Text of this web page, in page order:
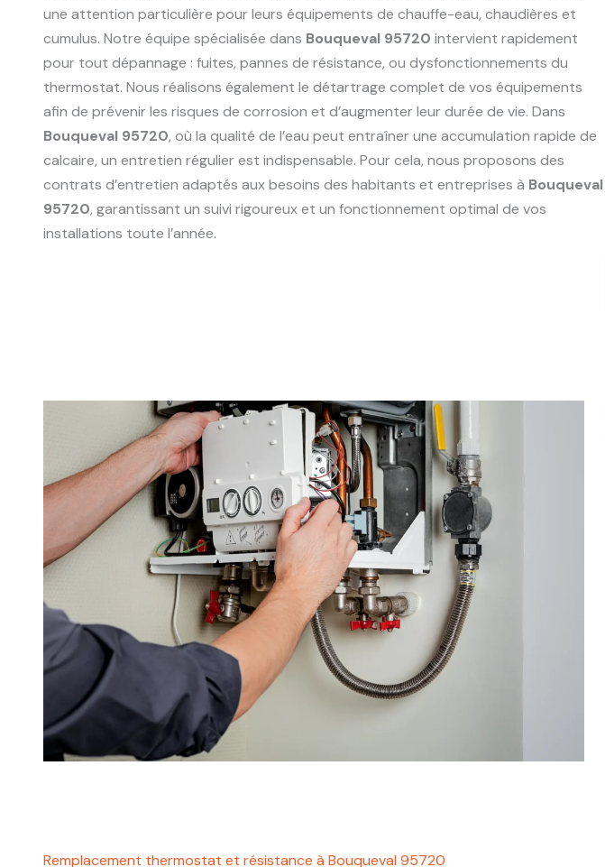
une attention particulière pour leurs équipements de chauffe-eau, chaudières et
cumulus. Notre équipe spécialisée dans Bouqueval 95720 intervient rapidement
pour tout dépannage : fuites, pannes de résistance, ou dysfonctionnements du
thermostat. Nous réalisons également le détartrage complet de vos équipements
afin de prévenir les risques de corrosion et d’augmenter leur durée de vie. Dans
Bouqueval 95720, où la qualité de l’eau peut entraîner une accumulation rapide de
calcaire, un entretien régulier est indispensable. Pour cela, nous proposons des
contrats d’entretien adaptés aux besoins des habitants et entreprises à Bouqueval
95720, garantissant un suivi rigoureux et un fonctionnement optimal de vos
installations toute l’année.
Remplacement thermostat et résistance à Bouqueval 95720